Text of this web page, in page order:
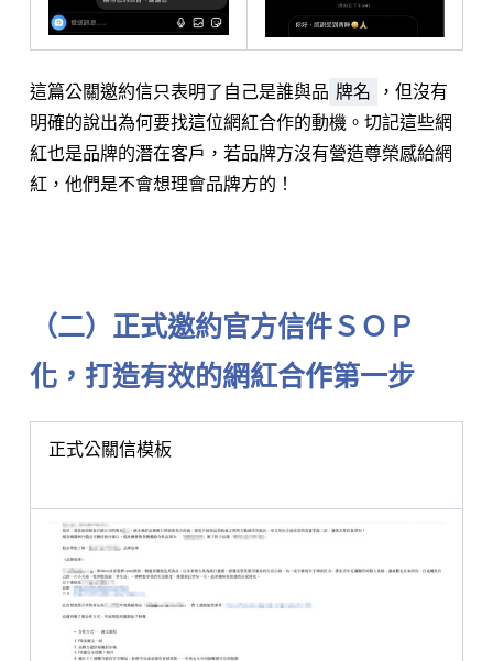
這篇公關邀約信只表明了自己是誰與品 牌名
，但沒有
明確的說出為何要找這位網紅合作的動機。切記這些網
紅也是品牌的潛在客戶，若品牌方沒有營造尊榮感給網
紅，他們是不會想理會品牌方的！
（二）正式邀約官方信件ＳＯＰ
化，打造有效的網紅合作第一步
正式公關信模板